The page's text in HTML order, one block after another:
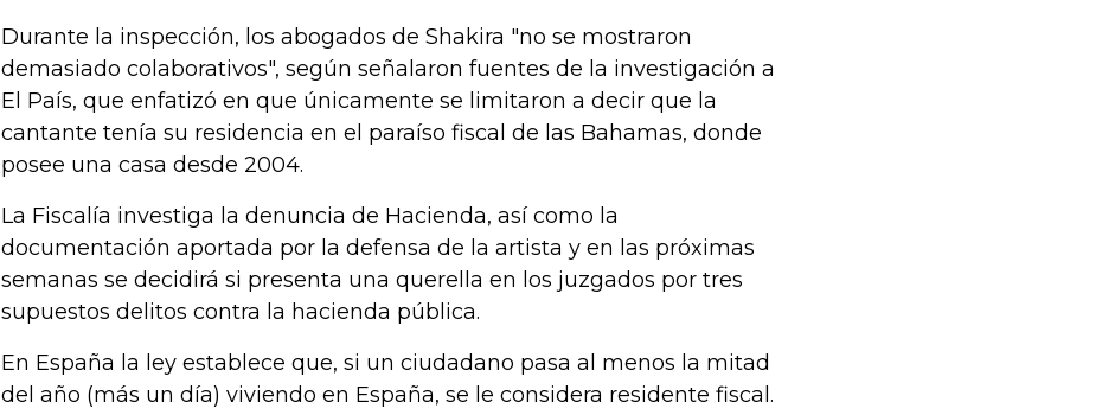
Durante la inspección, los abogados de Shakira "no se mostraron
demasiado colaborativos", según señalaron fuentes de la investigación a
El País, que enfatizó en que únicamente se limitaron a decir que la
cantante tenía su residencia en el paraíso fiscal de las Bahamas, donde
posee una casa desde 2004.
La Fiscalía investiga la denuncia de Hacienda, así como la
documentación aportada por la defensa de la artista y en las próximas
semanas se decidirá si presenta una querella en los juzgados por tres
supuestos delitos contra la hacienda pública.
En España la ley establece que, si un ciudadano pasa al menos la mitad
del año (más un día) viviendo en España, se le considera residente fiscal.